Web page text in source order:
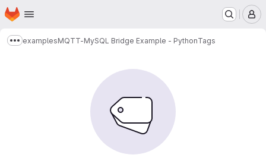
Zum Hauptinhalt springen
Startseite
Mehr Breadcrumbs anzeigen
examplesMQTT-MySQL Bridge Example - PythonTags